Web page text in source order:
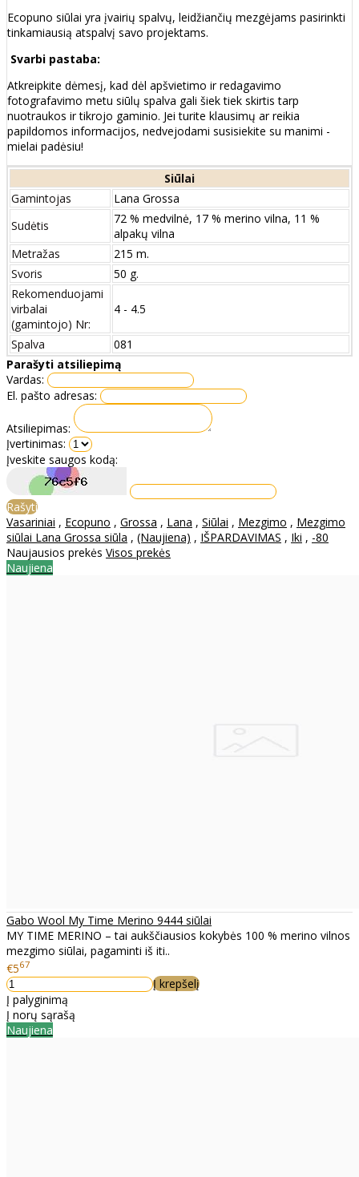
Ecopuno siūlai yra įvairių spalvų, leidžiančių mezgėjams pasirinkti
tinkamiausią atspalvį savo projektams.
Svarbi pastaba:
Atkreipkite dėmesį, kad dėl apšvietimo ir redagavimo
fotografavimo metu siūlų spalva gali šiek tiek skirtis tarp
nuotraukos ir tikrojo gaminio. Jei turite klausimų ar reikia
papildomos informacijos, nedvejodami susisiekite su manimi -
mielai padėsiu!
Siūlai
Gamintojas
Lana Grossa
Sudėtis
72 % medvilnė, 17 % merino vilna, 11 %
alpakų vilna
Metražas
215 m.
Svoris
50 g.
Rekomenduojami
virbalai
(gamintojo) Nr:
4 - 4.5
Spalva
081
Parašyti atsiliepimą
Vardas:
El. pašto adresas:
Atsiliepimas:
Įvertinimas:
Įveskite saugos kodą:
Rašyti
Vasariniai , Ecopuno , Grossa , Lana , Siūlai , Mezgimo , Mezgimo
siūlai Lana Grossa siūla , (Naujiena) , IŠPARDAVIMAS , Iki , -80
Naujausios prekės Visos prekės
Naujiena
Gabo Wool My Time Merino 9444 siūlai
MY TIME MERINO – tai aukščiausios kokybės 100 % merino vilnos
mezgimo siūlai, pagaminti iš iti..
€567
Į krepšelį
Į palyginimą
Į norų sąrašą
Naujiena